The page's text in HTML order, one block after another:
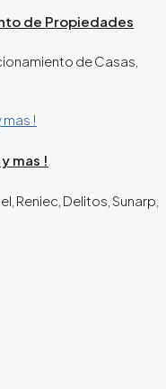
de Propiedades
de Casas,
mas !
Reniec, Delitos, Sunarp,